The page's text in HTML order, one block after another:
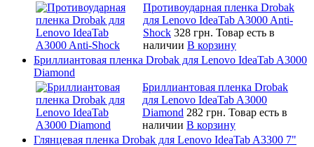
Противоударная пленка Drobak
для Lenovo IdeaTab A3000 Anti-
Shock 328 грн. Товар есть в
наличии В корзину
Бриллиантовая пленка Drobak для Lenovo IdeaTab A3000
Diamond
Бриллиантовая пленка Drobak
для Lenovo IdeaTab A3000
Diamond 282 грн. Товар есть в
наличии В корзину
Глянцевая пленка Drobak для Lenovo IdeaTab A3300 7"